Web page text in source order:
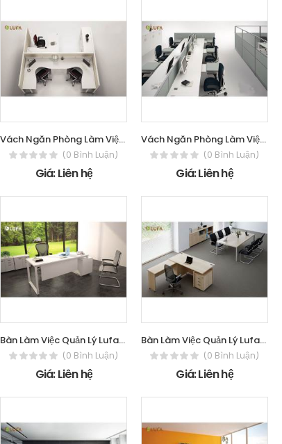
Vách Ngăn Phòng Làm Việc Lufa T8
(0 Bình Luận)
Giá: Liên hệ
Vách Ngăn Phòng Làm Việc Lufa T3
(0 Bình Luận)
Giá: Liên hệ
Bàn Làm Việc Quản Lý Lufa TP_TH1
(0 Bình Luận)
Giá: Liên hệ
Bàn Làm Việc Quản Lý Lufa SMD1800H
(0 Bình Luận)
Giá: Liên hệ